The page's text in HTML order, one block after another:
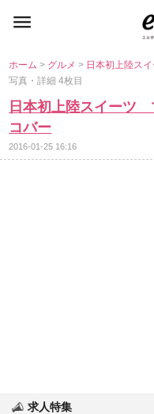
ホーム> グルメ> 日本初上陸ス
写真・詳細 4枚目
日本初上陸スイーツ
コバー
2016-01-25 16:16
求人特集